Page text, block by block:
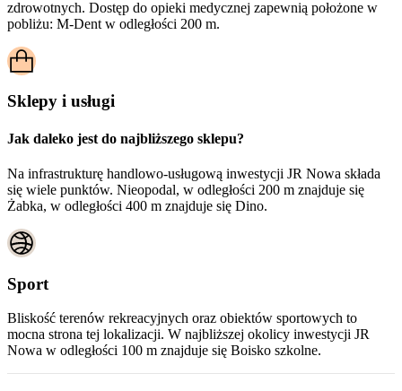
zdrowotnych. Dostęp do opieki medycznej zapewnią położone w
pobliżu: M-Dent w odległości 200 m.
Sklepy i usługi
Jak daleko jest do najbliższego sklepu?
Na infrastrukturę handlowo-usługową inwestycji JR Nowa składa
się wiele punktów. Nieopodal, w odległości 200 m znajduje się
Żabka, w odległości 400 m znajduje się Dino.
Sport
Bliskość terenów rekreacyjnych oraz obiektów sportowych to
mocna strona tej lokalizacji. W najbliższej okolicy inwestycji JR
Nowa w odległości 100 m znajduje się Boisko szkolne.